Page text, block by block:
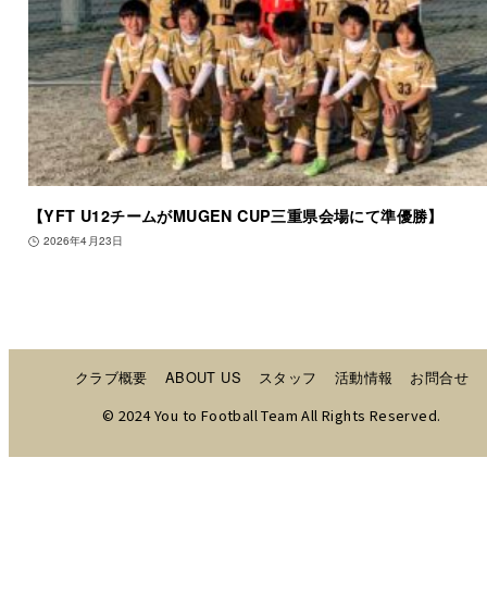
【YFT U12チームがMUGEN CUP三重県会場にて準優勝】
2026年4月23日
クラブ概要 ABOUT US スタッフ 活動情報
お問合せ
© 2024 You to Football Team All Rights Reserved.